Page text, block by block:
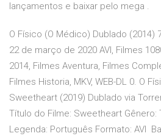
lançamentos e baixar pelo mega .
O Físico (O Médico) Dublado (2014)
22 de março de 2020 AVI, Filmes
2014, Filmes Aventura, Filmes
Filmes Historia, MKV, WEB-DL 0. O
Sweetheart (2019) Dublado via
Título do Filme: Sweetheart Gênero:
Legenda: Português Formato: AVI